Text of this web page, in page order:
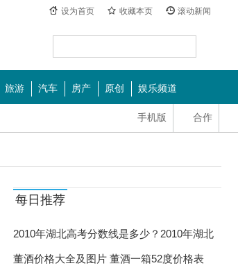
设为首页 收藏本页 滚动新闻
旅游 汽车 房产 原创 娱乐频道
合作
手机版
每日推荐
2010年湖北高考分数线是多少？2010年湖北
高
董酒价格大全及图片 董酒一箱52度价格表